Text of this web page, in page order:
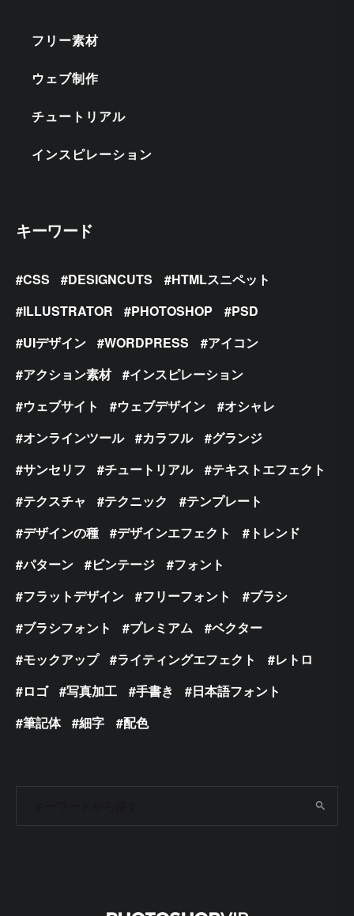
フリー素材
ウェブ制作
チュートリアル
インスピレーション
キーワード
CSS DESIGNCUTS
HTMLスニペット
ILLUSTRATOR
PHOTOSHOP
PSD
UIデザイン
WORDPRESS
アイコン
アクション素材
インスピレーション
ウェブサイト
ウェブデザイン
オシャレ
オンラインツール
カラフル
グランジ
サンセリフ
チュートリアル
テキストエフェクト
テクスチャ
テクニック
テンプレート
デザインの種
デザインエフェクト
トレンド
パターン
ビンテージ
フォント
フラットデザイン
フリーフォント
ブラシ
ブラシフォント
プレミアム
ベクター
モックアップ
ライティングエフェクト
レトロ
ロゴ
写真加工 手書き
日本語フォント
筆記体
細字 配色